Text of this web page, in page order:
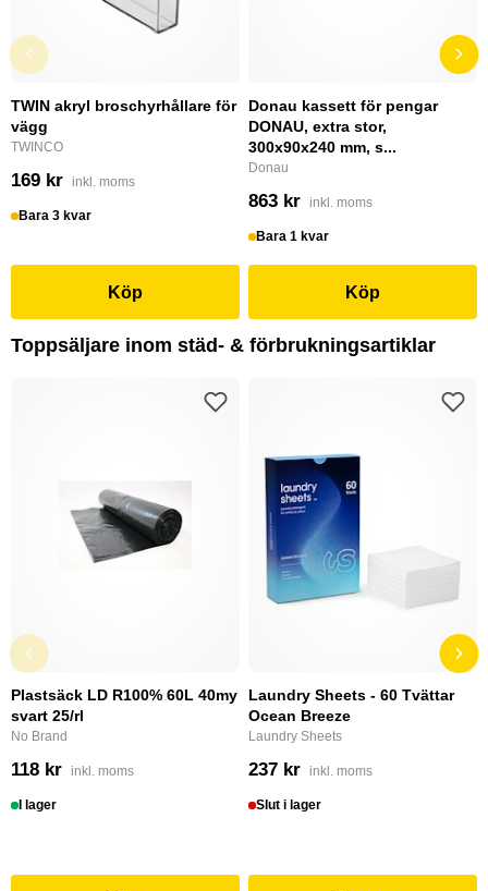
TWIN akryl broschyrhållare för
vägg
TWINCO
169 kr inkl. moms
Bara 3 kvar
Köp
Donau kassett för pengar
DONAU, extra stor,
300x90x240 mm, s...
Donau
863 kr inkl. moms
Bara 1 kvar
Köp
Toppsäljare inom städ- & förbrukningsartiklar
Plastsäck LD R100% 60L 40my
svart 25/rl
No Brand
118 kr inkl. moms
I lager
Laundry Sheets - 60 Tvättar
Ocean Breeze
Laundry Sheets
237 kr inkl. moms
Slut i lager